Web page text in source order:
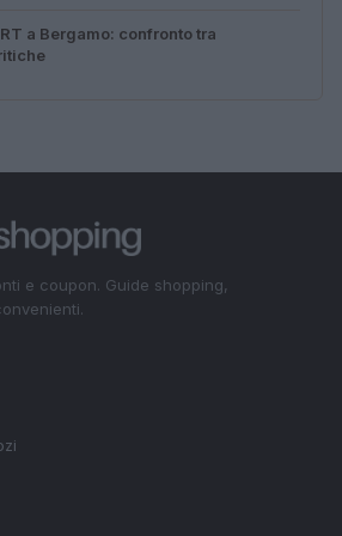
a Bergamo: confronto tra
e coupon. Guide shopping,